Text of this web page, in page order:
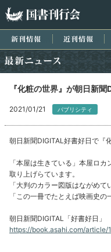
新刊情報 近刊
『化粧の世界』が朝日新
2021/01/21 パブリシティ
朝日新聞DIGITAL好書好日で『
「本屋は生きている」本屋ロ
取り上げらています。
「大判のカラー図版はながめて
「この一冊でたとえば映画史の
朝日新聞DIGITAL「好書好日」
https://book.asahi.com/article/